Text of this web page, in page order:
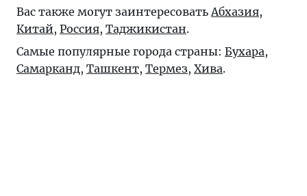
Вас также могут заинтересовать Абхазия,
Китай, Россия, Таджикистан.
Самые популярные города страны: Бухара,
Самарканд, Ташкент, Термез, Хива.